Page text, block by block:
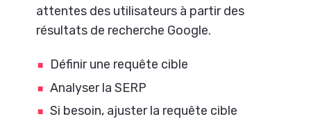
attentes des utilisateurs à partir des
résultats de recherche Google.
Définir une requête cible
Analyser la SERP
Si besoin, ajuster la requête cible